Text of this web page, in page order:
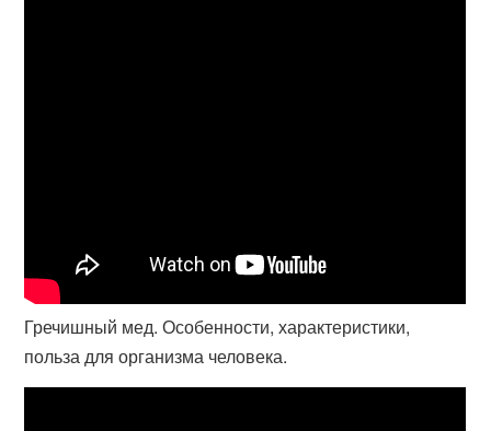
Гречишный мед. Особенности, характеристики,
польза для организма человека.